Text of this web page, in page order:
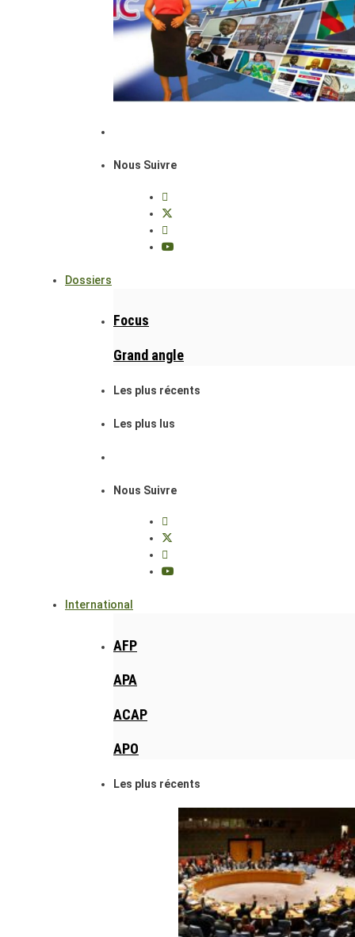
Nous Suivre
Dossiers
Focus
Grand angle
Les plus récents
Les plus lus
Nous Suivre
International
AFP
APA
ACAP
APO
Les plus récents